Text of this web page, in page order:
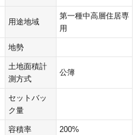
用途地域
第一種中高層住居専
用
地勢
土地面積計
測方式
公簿
セットバッ
ク量
容積率 200%